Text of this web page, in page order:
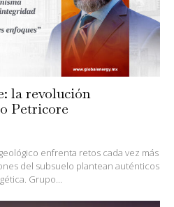
la revolución
Petricore
enfrenta retos cada vez más
del subsuelo plantean auténticos
Grupo...